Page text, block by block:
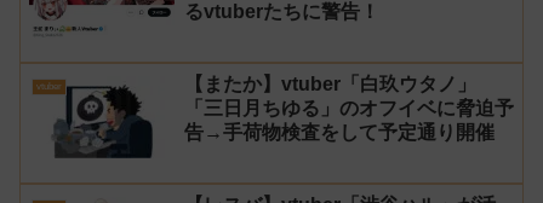
るvtuberたちに警告！
vtuber
【またか】vtuber「白玖ウタノ」
「三日月ちゆる」のオフイベに脅迫予
告→手荷物検査をして予定通り開催